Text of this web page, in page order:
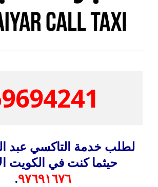
لطلب خدمة التاكسي عبد
حيثما كنت في الكويت
٩٧٦٩١٦٧٦.